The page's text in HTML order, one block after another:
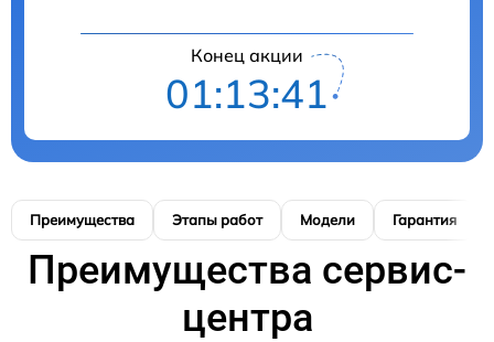
Конец акции
01:13:40
Преимущества Этапы работ Модели Гарантия
Преимущества сервис-
центра